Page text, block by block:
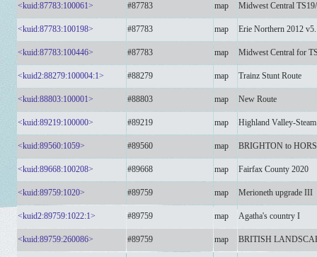
<kuid:87783:100061> #87783 map Midwest Central
<kuid:87783:100198> #87783 map Erie Northern 2012
<kuid:87783:100446> #87783 map Midwest Central for
<kuid2:88279:100004:1> #88279 map Trainz Stunt Route
<kuid:88803:100001> #88803 map New Route
<kuid:89219:100000> #89219 map Highland Valley-
<kuid:89560:1059> #89560 map BRIGHTON to
<kuid:89668:100208> #89668 map Fairfax County 2020
<kuid:89759:1020> #89759 map Merioneth upgrade III
<kuid2:89759:1022:1> #89759 map Agatha's country I
<kuid:89759:260086> #89759 map BRITISH